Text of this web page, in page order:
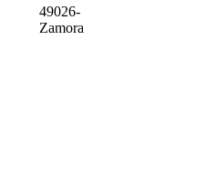
49026-
Zamora